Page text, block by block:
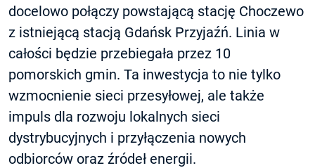
docelowo połączy powstającą stację Choczewo
z istniejącą stacją Gdańsk Przyjaźń. Linia w
całości będzie przebiegała przez 10
pomorskich gmin. Ta inwestycja to nie tylko
wzmocnienie sieci przesyłowej, ale także
impuls dla rozwoju lokalnych sieci
dystrybucyjnych i przyłączenia nowych
odbiorców oraz źródeł energii.